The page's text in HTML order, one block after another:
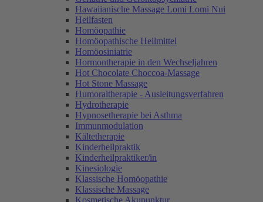
Hawaiianische Massage Lomi Lomi Nui
Heilfasten
Homöopathie
Homöopathische Heilmittel
Homöosiniatrie
Hormontherapie in den Wechseljahren
Hot Chocolate Choccoa-Massage
Hot Stone Massage
Humoraltherapie - Ausleitungsverfahren
Hydrotherapie
Hypnosetherapie bei Asthma
Immunmodulation
Kältetherapie
Kinderheilpraktik
Kinderheilpraktiker/in
Kinesiologie
Klassische Homöopathie
Klassische Massage
Kosmetische Akupunktur